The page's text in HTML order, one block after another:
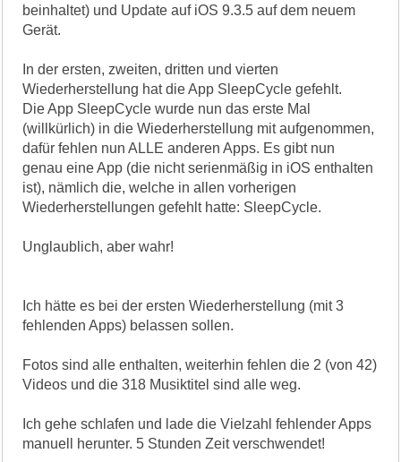
beinhaltet) und Update auf iOS 9.3.5 auf dem neuem
Gerät.
In der ersten, zweiten, dritten und vierten
Wiederherstellung hat die App SleepCycle gefehlt.
Die App SleepCycle wurde nun das erste Mal
(willkürlich) in die Wiederherstellung mit aufgenommen,
dafür fehlen nun ALLE anderen Apps. Es gibt nun
genau eine App (die nicht serienmäßig in iOS enthalten
ist), nämlich die, welche in allen vorherigen
Wiederherstellungen gefehlt hatte: SleepCycle.
Unglaublich, aber wahr!
Ich hätte es bei der ersten Wiederherstellung (mit 3
fehlenden Apps) belassen sollen.
Fotos sind alle enthalten, weiterhin fehlen die 2 (von 42)
Videos und die 318 Musiktitel sind alle weg.
Ich gehe schlafen und lade die Vielzahl fehlender Apps
manuell herunter. 5 Stunden Zeit verschwendet!